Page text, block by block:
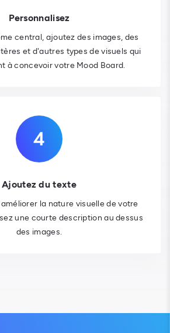
Personnalisez
central, ajoutez des images, des
et d'autres types de visuels qui
à concevoir votre Mood Board.
Ajoutez du texte
la nature visuelle de votre
une courte description au dessus
des images.